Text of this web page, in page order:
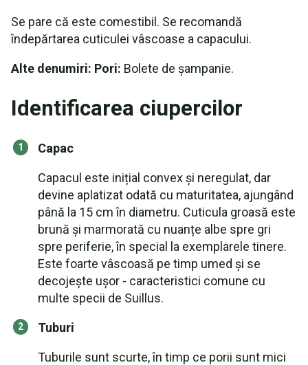
Se pare că este comestibil. Se recomandă
îndepărtarea cuticulei vâscoase a capacului.
Alte denumiri: Pori: Bolete de șampanie.
Identificarea ciupercilor
Capac
Capacul este inițial convex și neregulat, dar
devine aplatizat odată cu maturitatea, ajungând
până la 15 cm în diametru. Cuticula groasă este
brună și marmorată cu nuanțe albe spre gri
spre periferie, în special la exemplarele tinere.
Este foarte vâscoasă pe timp umed și se
decojește ușor - caracteristici comune cu
multe specii de Suillus.
Tuburi
Tuburile sunt scurte, în timp ce porii sunt mici